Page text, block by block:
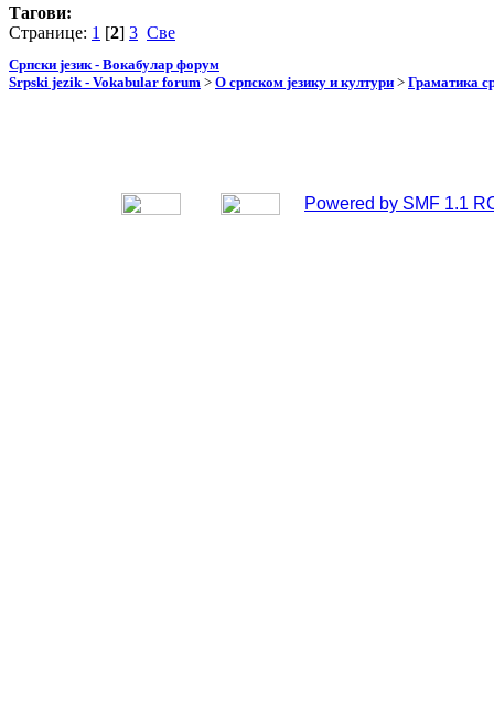
Тагови:
Странице: 1 [2] 3 Све
Српски језик - Вокабулар форум
Srpski jezik - Vokabular forum > О српском језику и култури > Граматика
Powered by SMF 1.1